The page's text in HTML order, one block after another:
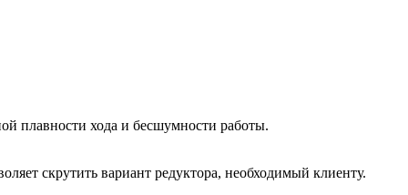
плавности хода и бесшумности работы.
скрутить вариант редуктора, необходимый клиенту.